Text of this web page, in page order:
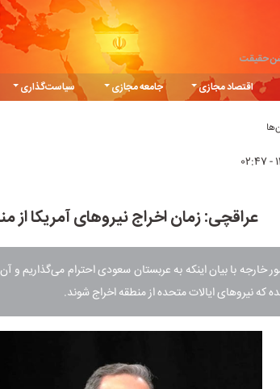
حقیقت
اقتصاد مجازی جامعه مجازی سیاست‌گذاری
عراقچی: زمان اخراج نیروهای آمریکا از
خارجه با بیان اینکه به عربستان سعودی احترام می‌گذاریم و
که نیروهای ایالات متحده از منطقه اخراج شوند.